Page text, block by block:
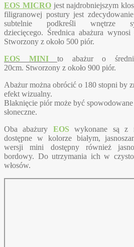
EOS MICROjest najdrobniejszym
filigranowej postury jest
subtelnie podkreśli wnętrze
dziecięcego. Średnica abażura
Stworzony z około 500 piór.
EOS MINI
to abażur o
20cm. Stworzony z około 900 piór.
Abażur można obrócić o 180 stopni by
efekt wizualny.
Blaknięcie piór może być spowodowane
słoneczne.
Oba abażury EOS
wykonane są z
dostępne w kolorze białym,
wersji mini dostępny również
bordowy. Do utrzymania ich w
włosów.